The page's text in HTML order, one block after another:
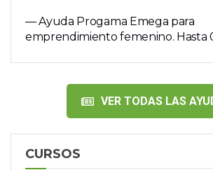
— Ayuda Progama Emega para
emprendimiento femenino. Hasta
VER TODAS LAS
CURSOS